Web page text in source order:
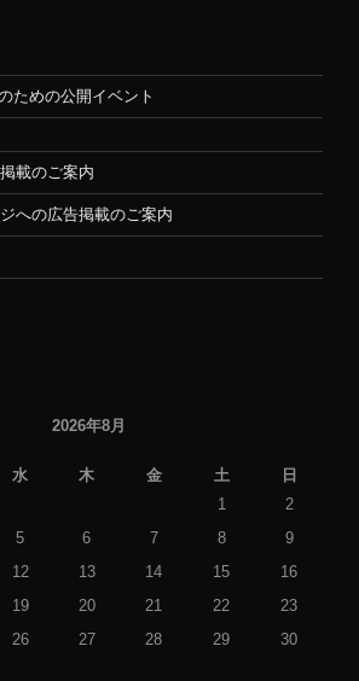
ための公開イベント
載のご案内
への広告掲載のご案内
2026年8月
水 木 金 土
日
1
2
5 6 7 8
9
12 13 14 15
16
19 20 21 22
23
26 27 28 29
30